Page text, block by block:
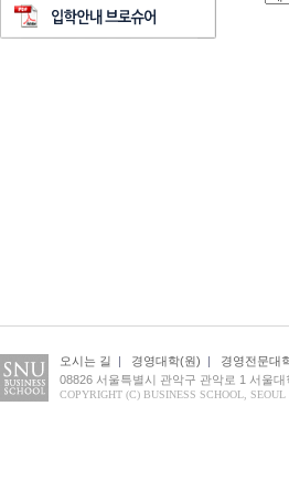
오시는 길 | 경영대학(원) | 경영전문대
08826 서울특별시 관악구 관악로 1 서울
COPYRIGHT (C) BUSINESS SCHOOL,